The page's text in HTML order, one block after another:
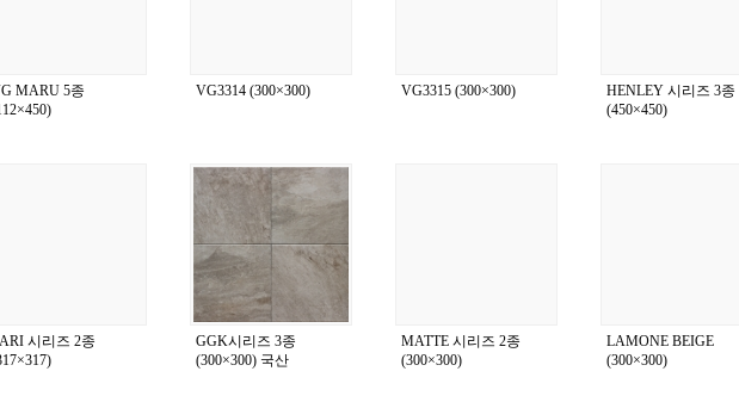
MARU 5종
VG3314 (300×300) VG3315 (300×300)
HENLEY 시리즈 3종
(450×450)
시리즈 2종
GGK시리즈 3종
(300×300) 국산
MATTE 시리즈 2종
(300×300)
LAMONE BEIGE
(300×300)